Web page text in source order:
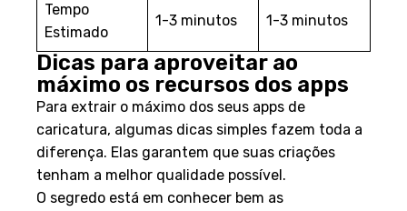
Tempo
Estimado
1-3 minutos 1-3 minutos
Dicas para aproveitar ao
máximo os recursos dos apps
Para extrair o máximo dos seus apps de
caricatura, algumas dicas simples fazem toda a
diferença. Elas garantem que suas criações
tenham a melhor qualidade possível.
O segredo está em conhecer bem as